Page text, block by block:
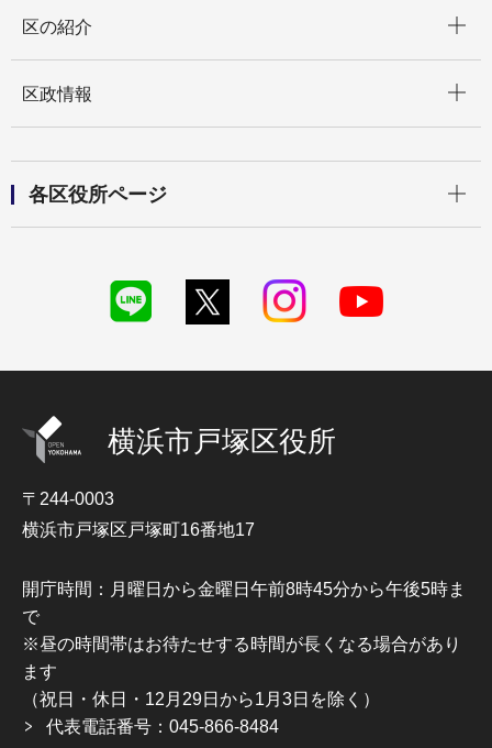
区の紹介
区政情報
各区役所ページ
横浜市戸塚区役所
〒244-0003
横浜市戸塚区戸塚町16番地17
開庁時間：月曜日から金曜日午前8時45分から午後5時ま
で
※昼の時間帯はお待たせする時間が長くなる場合があり
ます
（祝日・休日・12月29日から1月3日を除く）
代表電話番号：045-866-8484